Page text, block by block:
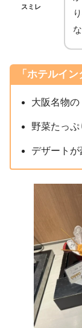
スミレ
「ホテルイ
大阪名物の
野菜たっぷ
デザートが